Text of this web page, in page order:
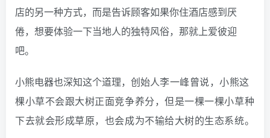
店的另一种方式，而是告诉顾客如果你住酒店感到厌
倦，想要体验一下当地人的独特风俗，那就上爱彼迎
吧。
小熊电器也深知这个道理，创始人李一峰曾说，小熊这
棵小草不会跟大树正面竞争养分，但是一棵一棵小草种
下去就会形成草原，也会成为不输给大树的生态系统。